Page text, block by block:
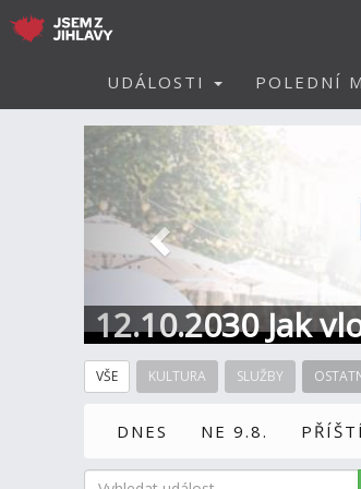
UDÁLOSTI POLEDNÍ
12.10.2030 Jak
Předchozí
VŠE KULTURA SLUŽBY
DNES NE 9.8.